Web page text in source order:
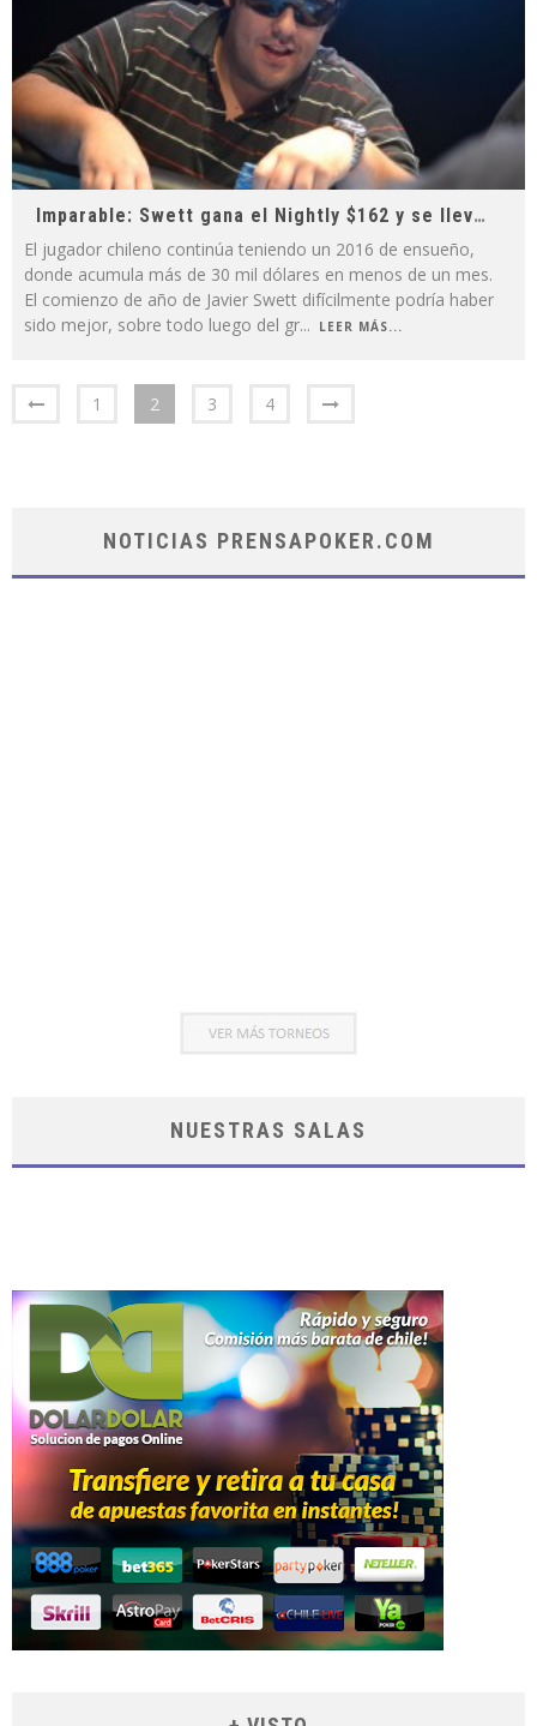
Imparable: Swett gana el Nightly $162 y se lleva casi 10 mil dólares
El jugador chileno continúa teniendo un 2016 de ensueño,
donde acumula más de 30 mil dólares en menos de un mes.
El comienzo de año de Javier Swett difícilmente podría haber
sido mejor, sobre todo luego del gr... LEER MÁS...
1 2 3 4
NOTICIAS PRENSAPOKER.COM
NUESTRAS SALAS